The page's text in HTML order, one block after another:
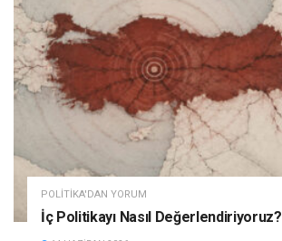
POLITIKA'DAN YORUM
İç Politikayı Nasıl Değerlendiriyoruz?